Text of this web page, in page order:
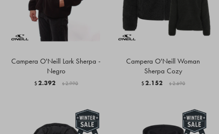
Campera O'Neill Lark Sherpa -
Negro
$2.392 $ 2.990
Campera O'Neill Woman
Sherpa Cozy
$2.152 $ 2.690